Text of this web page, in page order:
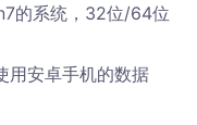
的系统，32位/64位
用安卓手机的数据